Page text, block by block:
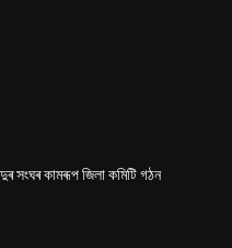
সংঘৰ কামৰূপ জিলা কমিটি গঠন